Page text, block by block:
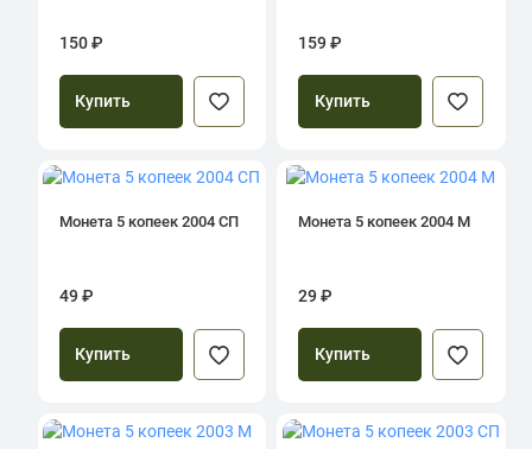
150 ₽
Купить
159 ₽
Купить
Монета 5 копеек 2004 СП
49 ₽
Купить
Монета 5 копеек 2004 М
29 ₽
Купить